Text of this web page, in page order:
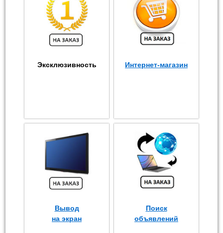
Эксклюзивность Интернет-магазин
Вывод
на экран
Поиск
объявлений